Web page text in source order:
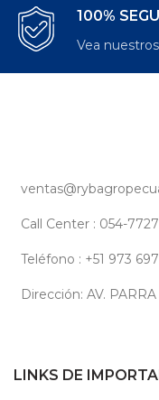
100%
Vea
Call Center : 054-
Teléfono : +51 973
Dirección: AV.
LINKS DE